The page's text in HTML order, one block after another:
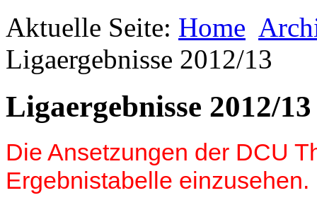
Aktuelle Seite: Home
Ligaergebnisse 2012/13
Ligaergebnisse 2012/
Die Ansetzungen der DCU
Ergebnistabelle einzusehen.